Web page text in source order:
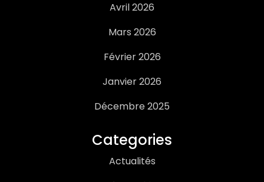
Avril 2026
Mars 2026
Février 2026
Janvier 2026
Décembre 2025
Categories
Actualités